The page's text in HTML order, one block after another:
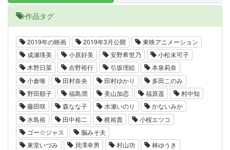
作品タグ
2019年の映画 2019年3月公開
東映アニメーション
成瀬瑛美
小原好美 安野希世乃
小松未可子
木野日菜
吉野裕行 引坂理絵
本泉莉奈
小倉唯
田村奈央 田村ゆかり
多田このみ
野田順子
福島潤 美山加恋 福原遥
村中知
藤田咲
森なな子 水瀬いのり
かないみか
水島裕
田中裕二 梶裕貴
小桜エツコ
ゴー☆ジャス
脳みそ夫
東堂いづみ
貝澤幸男 村山功
林ゆうき